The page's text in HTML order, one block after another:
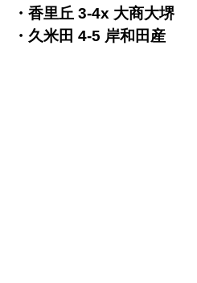
・香里丘 3-4x 大商大堺
・久米田 4-5 岸和田産